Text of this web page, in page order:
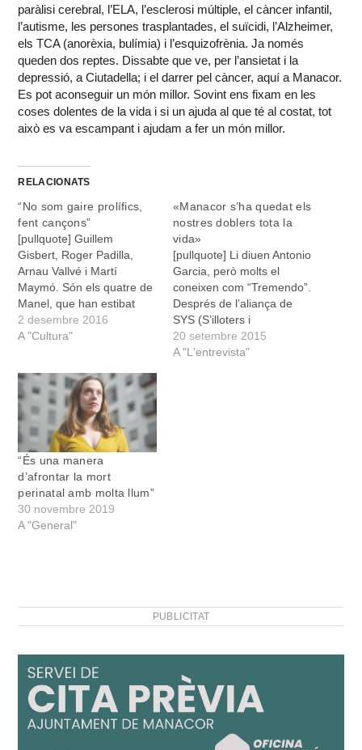
paràlisi cerebral, l’ELA, l’esclerosi múltiple, el càncer infantil,
l’autisme, les persones trasplantades, el suïcidi, l’Alzheimer,
els TCA (anorèxia, bulímia) i l’esquizofrènia. Ja només
queden dos reptes. Dissabte que ve, per l’ansietat i la
depressió, a Ciutadella; i el darrer pel càncer, aquí a Manacor.
Es pot aconseguir un món millor. Sovint ens fixam en les
coses dolentes de la vida i si un ajuda al que té al costat, tot
això es va escampant i ajudam a fer un món millor.
RELACIONATS
“No som gaire prolífics,
fent cançons”
[pullquote] Guillem
Gisbert, Roger Padilla,
Arnau Vallvé i Martí
Maymó. Són els quatre de
Manel, que han estibat
l’Auditori de Manacor per
al concert que hi faran
[/pullquote] Per què es diu
que Jo competeixo és el
disc més arriscat, inquiet i
modern…
2 desembre 2016
A "Cultura"
«Manacor s’ha quedat els
nostres doblers tota la
vida»
[pullquote] Li diuen Antonio
Garcia, però molts el
coneixen com “Tremendo”.
Després de l’aliança de
SYS (S’illoters i
simpatitzants) amb AIPC
forma part del consistori,
20 setembre 2015
A "L'entrevista"
“És una manera
d’afrontar la mort
perinatal amb molta llum”
30 novembre 2019
A "General"
PUBLICITAT